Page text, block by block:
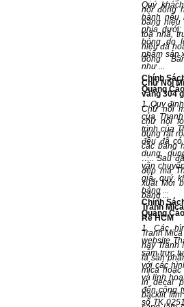
Quý
hành nếu
phía
hỏng do
phẩm sản
như ...
Chính
Quảng
1. Quy
của
trình của
đều đã
dụng,
vận
giá, quý
bảng ...
Chính
Quảng
1. Các
website
sắm trực
với các
và linh
đến công
số TK
nổi đồng
bảng hiệu
toà nhà,
hiệu đá
đồng
Chữ Nổi
vàng 304
Chữ nổi
chữ nổi
dụng rất
các bảng
….. Sau
đẹp mà
xuất Mời
bảng ...
Tranh
Rẻ HCM
Tranh
hay Tranh
là sản
mica
in decal
backlit